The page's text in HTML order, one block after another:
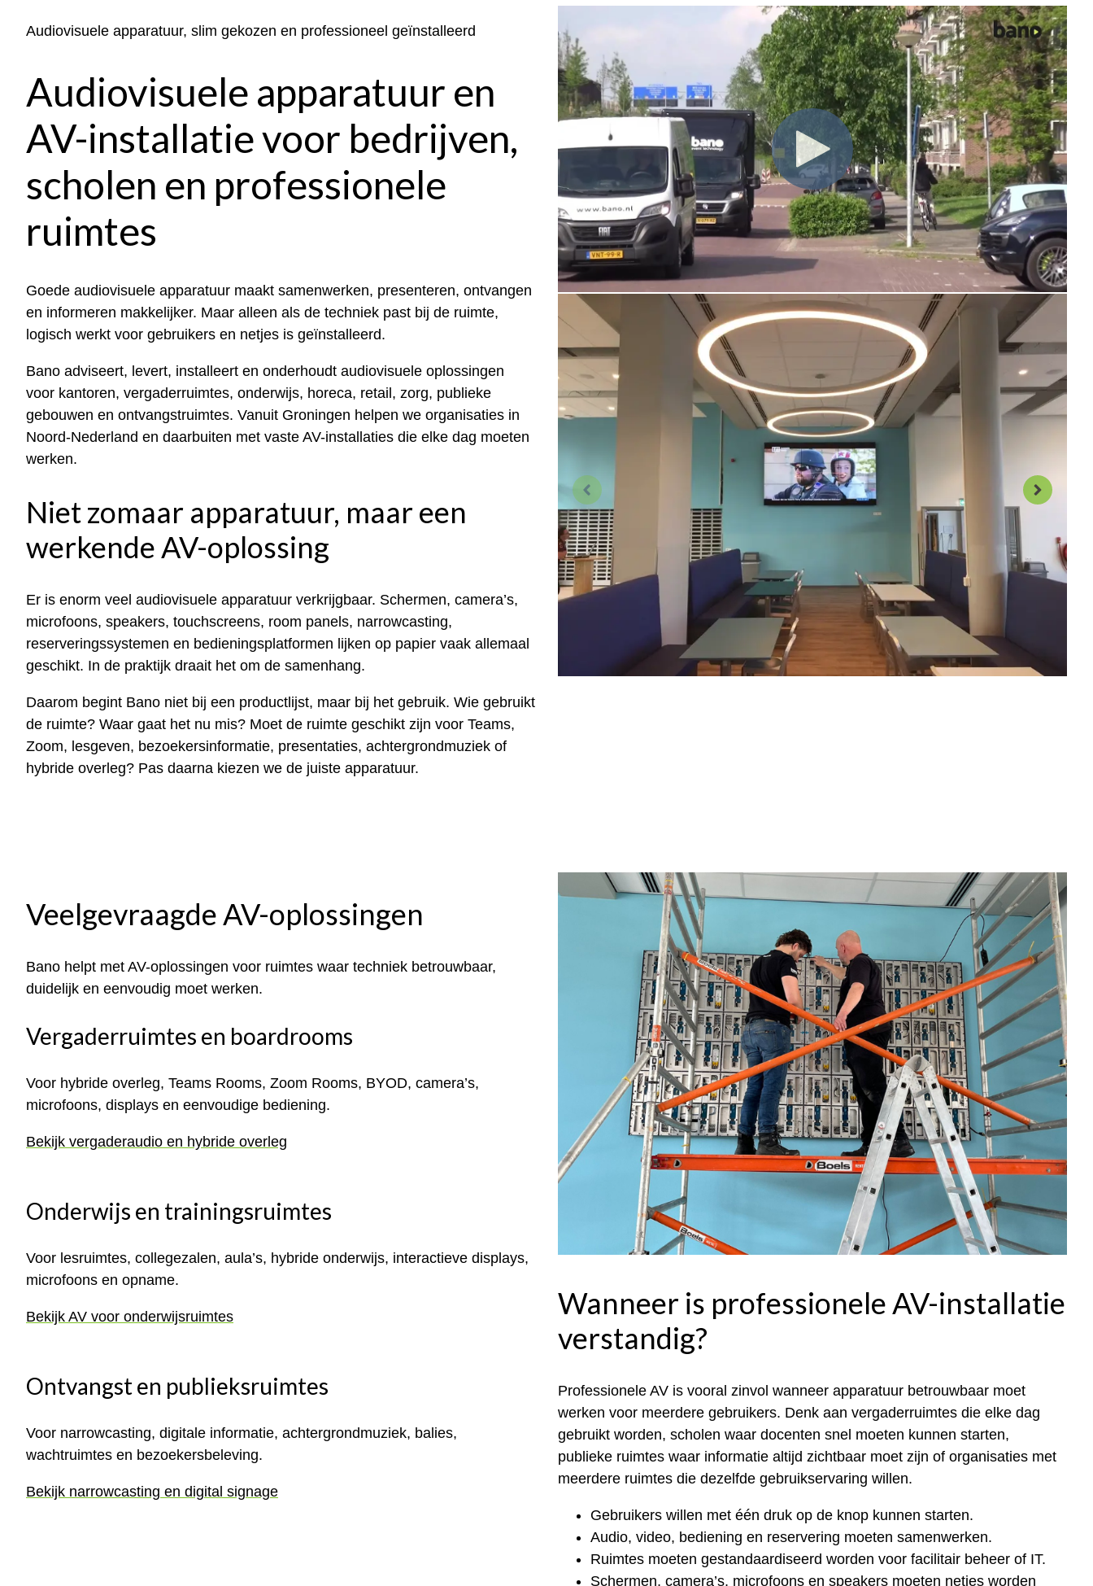
Audiovisuele apparatuur, slim gekozen en professioneel geïnstalleerd
Audiovisuele apparatuur en
AV-installatie voor bedrijven,
scholen en professionele
ruimtes
Goede audiovisuele apparatuur maakt samenwerken, presenteren, ontvangen
en informeren makkelijker. Maar alleen als de techniek past bij de ruimte,
logisch werkt voor gebruikers en netjes is geïnstalleerd.
Bano adviseert, levert, installeert en onderhoudt audiovisuele oplossingen
voor kantoren, vergaderruimtes, onderwijs, horeca, retail, zorg, publieke
gebouwen en ontvangstruimtes. Vanuit Groningen helpen we organisaties in
Noord-Nederland en daarbuiten met vaste AV-installaties die elke dag moeten
werken.
Niet zomaar apparatuur, maar een
werkende AV-oplossing
Er is enorm veel audiovisuele apparatuur verkrijgbaar. Schermen, camera’s,
microfoons, speakers, touchscreens, room panels, narrowcasting,
reserveringssystemen en bedieningsplatformen lijken op papier vaak allemaal
geschikt. In de praktijk draait het om de samenhang.
Daarom begint Bano niet bij een productlijst, maar bij het gebruik. Wie gebruikt
de ruimte? Waar gaat het nu mis? Moet de ruimte geschikt zijn voor Teams,
Zoom, lesgeven, bezoekersinformatie, presentaties, achtergrondmuziek of
hybride overleg? Pas daarna kiezen we de juiste apparatuur.
Veelgevraagde AV-oplossingen
Bano helpt met AV-oplossingen voor ruimtes waar techniek betrouwbaar,
duidelijk en eenvoudig moet werken.
Vergaderruimtes en boardrooms
Voor hybride overleg, Teams Rooms, Zoom Rooms, BYOD, camera’s,
microfoons, displays en eenvoudige bediening.
Bekijk vergaderaudio en hybride overleg
Onderwijs en trainingsruimtes
Voor lesruimtes, collegezalen, aula’s, hybride onderwijs, interactieve displays,
microfoons en opname.
Bekijk AV voor onderwijsruimtes
Ontvangst en publieksruimtes
Voor narrowcasting, digitale informatie, achtergrondmuziek, balies,
wachtruimtes en bezoekersbeleving.
Bekijk narrowcasting en digital signage
Wanneer is professionele AV-installatie
verstandig?
Professionele AV is vooral zinvol wanneer apparatuur betrouwbaar moet
werken voor meerdere gebruikers. Denk aan vergaderruimtes die elke dag
gebruikt worden, scholen waar docenten snel moeten kunnen starten,
publieke ruimtes waar informatie altijd zichtbaar moet zijn of organisaties met
meerdere ruimtes die dezelfde gebruikservaring willen.
Gebruikers willen met één druk op de knop kunnen starten.
Audio, video, bediening en reservering moeten samenwerken.
Ruimtes moeten gestandaardiseerd worden voor facilitair beheer of IT.
Schermen, camera’s, microfoons en speakers moeten netjes worden